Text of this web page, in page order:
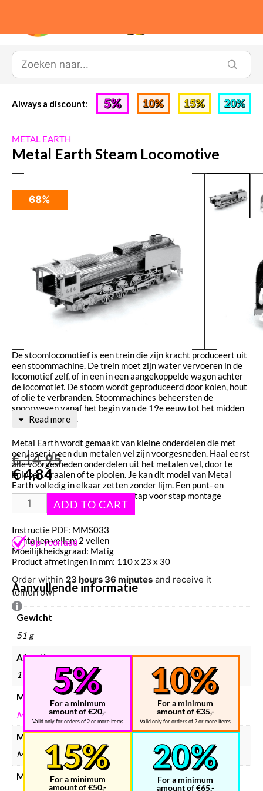
Always a discount:
De stoomlocomotief is een trein die zijn kracht produceert uit
een stoommachine. De trein moet zijn water vervoeren in de
locomotief zelf, of in een in een aangekoppelde wagon achter
de locomotief. De stoom wordt geproduceerd door kolen, hout
of olie te verbranden. Stoommachines beheersten de
spoorwegen vanaf het begin van de 19e eeuw tot het midden
van de 20e eeuw.
Metal Earth wordt gemaakt van kleine onderdelen die met
een laser in een dun metalen vel zijn voorgesneden. Haal eerst
alle voorgesneden onderdelen uit het metalen vel, door te
knippen, draaien of te plooien. Je kan dit model van Metal
Earth volledig in elkaar zetten zonder lijm. Een punt- en
kniptang kan je wel gebruiken. Stap voor stap montage
instructies zijn bijgesloten.
Instructie PDF: MMS033
Aantallen vellen: 2 vellen
Moeilijkheidsgraad: Matig
Product afmetingen in mm: 110 x 23 x 30
Aanvullende informatie
Gewicht
51 g
Afmetingen
170 × 120 × 2 mm
Merken
METAL EARTH
Modelbouw merken
Metal Earth
Modelbouw collectie
Read more
€14,95
€4,84
Order within 23 hours 36 minutes and receive it
tomorrow!
METAL EARTH
Metal Earth Steam Locomotive
68%
For a minimum
amount of €20,-
Valid only for orders of 2 or more items
For a minimum
amount of €35,-
Valid only for orders of 2 or more items
For a minimum
amount of €50,-
For a minimum
amount of €65,-